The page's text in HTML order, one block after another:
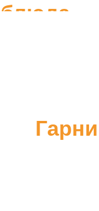
блюда